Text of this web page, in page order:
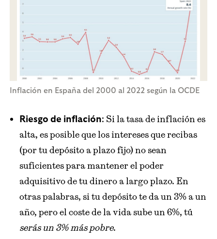
Inflación en España del 2000 al 2022 según la OCDE
Riesgo de inflación: Si la tasa de inflación es
alta, es posible que los intereses que recibas
(por tu depósito a plazo fijo) no sean
suficientes para mantener el poder
adquisitivo de tu dinero a largo plazo. En
otras palabras, si tu depósito te da un 3% a un
año, pero el coste de la vida sube un 6%, tú
serás un 3% más pobre.